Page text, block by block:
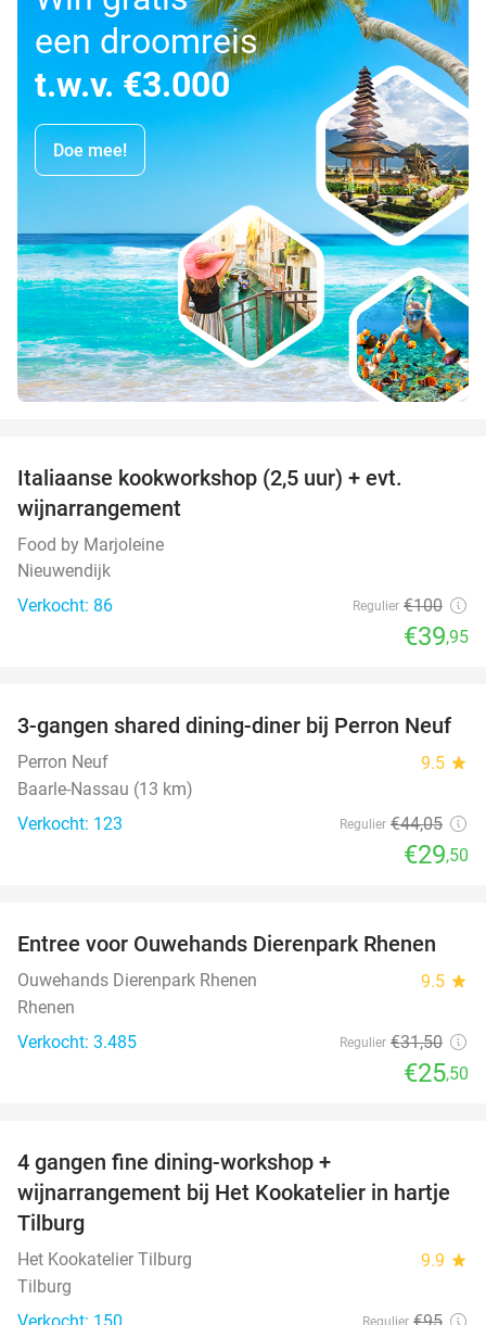
een droomreis
t.w.v. €3.000
Doe mee!
Italiaanse kookworkshop (2,5 uur) + evt.
wijnarrangement
Food by Marjoleine
Nieuwendijk
Verkocht: 86
Regulier €100
€39,95
33%
3-gangen shared dining-diner bij Perron Neuf
Perron Neuf 9.5 star
Baarle-Nassau (13 km)
Verkocht: 123
Regulier €44,05
€29,50
19%
Entree voor Ouwehands Dierenpark Rhenen
Ouwehands Dierenpark Rhenen 9.5 star
Rhenen
Verkocht: 3.485
Regulier €31,50
€25,50
4 gangen fine dining-workshop +
wijnarrangement bij Het Kookatelier in hartje
Tilburg
Het Kookatelier Tilburg 9.9 star
Tilburg
Regulier